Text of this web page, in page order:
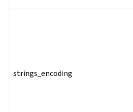
strings_encoding